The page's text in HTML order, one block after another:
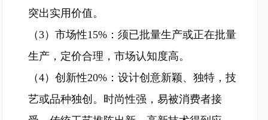
突出实用价值。
（3）市场性15%：须已批量生产或正在批量
生产，定价合理，市场认知度高。
（4）创新性20%：设计创意新颖、独特，技
艺或品种独创。时尚性强，易被消费者接